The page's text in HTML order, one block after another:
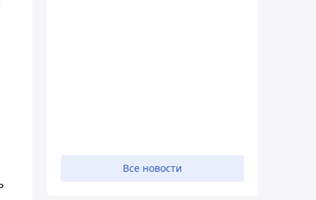
Все новости